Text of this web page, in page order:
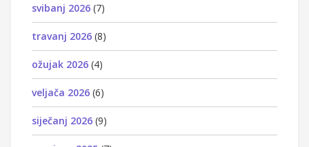
svibanj 2026 (7)
travanj 2026 (8)
ožujak 2026 (4)
veljača 2026 (6)
siječanj 2026 (9)